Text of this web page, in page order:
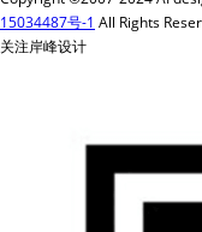
15034487号-1 All Rights
关注岸峰设计